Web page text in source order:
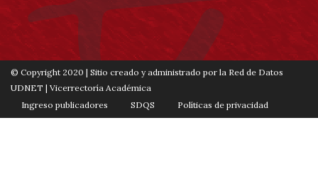
© Copyright 2020 | Sitio creado y administrado por la Red de Datos
UDNET | Vicerrectoría Académica
Ingreso publicadores
SDQS
Políticas de privacidad